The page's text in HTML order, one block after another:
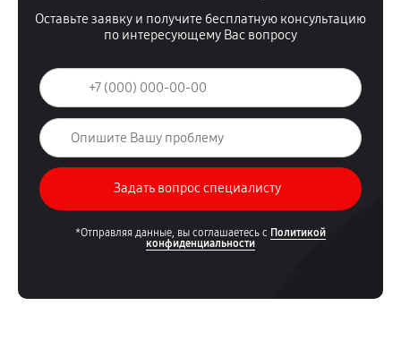
Оставьте заявку и получите бесплатную консультацию
по интересующему Вас вопросу
*Отправляя данные, вы соглашаетесь с Политикой
конфиденциальности